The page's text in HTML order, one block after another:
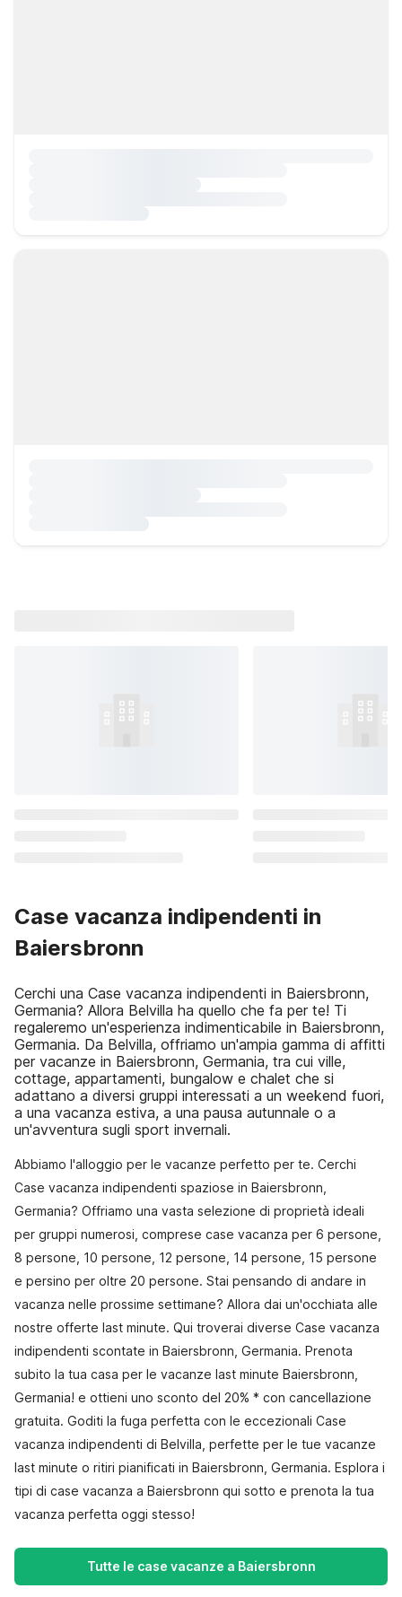
Case vacanza indipendenti in
Baiersbronn
Cerchi una Case vacanza indipendenti in Baiersbronn,
Germania? Allora Belvilla ha quello che fa per te! Ti
regaleremo un'esperienza indimenticabile in Baiersbronn,
Germania. Da Belvilla, offriamo un'ampia gamma di affitti
per vacanze in Baiersbronn, Germania, tra cui ville,
cottage, appartamenti, bungalow e chalet che si
adattano a diversi gruppi interessati a un weekend fuori,
a una vacanza estiva, a una pausa autunnale o a
un'avventura sugli sport invernali.
Abbiamo l'alloggio per le vacanze perfetto per te. Cerchi
Case vacanza indipendenti spaziose in Baiersbronn,
Germania? Offriamo una vasta selezione di proprietà ideali
per gruppi numerosi, comprese case vacanza per 6 persone,
8 persone, 10 persone, 12 persone, 14 persone, 15 persone
e persino per oltre 20 persone. Stai pensando di andare in
vacanza nelle prossime settimane? Allora dai un'occhiata alle
nostre offerte last minute. Qui troverai diverse Case vacanza
indipendenti scontate in Baiersbronn, Germania. Prenota
subito la tua casa per le vacanze last minute Baiersbronn,
Germania! e ottieni uno sconto del 20% * con cancellazione
gratuita. Goditi la fuga perfetta con le eccezionali Case
vacanza indipendenti di Belvilla, perfette per le tue vacanze
last minute o ritiri pianificati in Baiersbronn, Germania. Esplora i
tipi di case vacanza a Baiersbronn qui sotto e prenota la tua
vacanza perfetta oggi stesso!
Tutte le case vacanze a Baiersbronn